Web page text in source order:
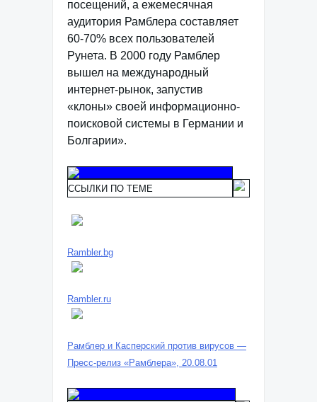
посещений, а ежемесячная
аудитория Рамблера составляет
60-70% всех пользователей
Рунета. В 2000 году Рамблер
вышел на международный
интернет-рынок, запустив
«клоны» своей информационно-
поисковой системы в Германии и
Болгарии».
ССЫЛКИ ПО ТЕМЕ
Rambler.bg
Rambler.ru
Рамблер и Касперский против вирусов —
Пресс-релиз «Рамблера», 20.08.01